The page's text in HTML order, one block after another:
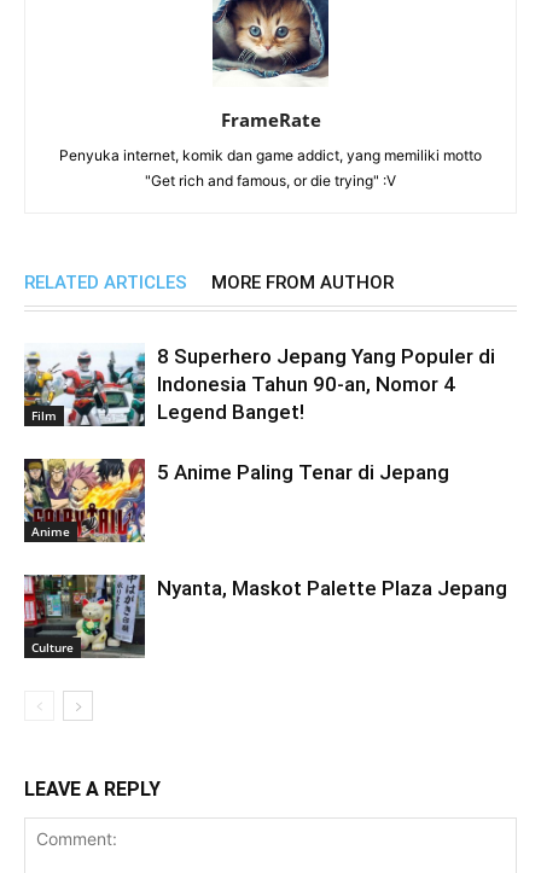
FrameRate
Penyuka internet, komik dan game addict, yang memiliki motto
"Get rich and famous, or die trying" :V
RELATED ARTICLES MORE FROM AUTHOR
Film
8 Superhero Jepang Yang Populer di
Indonesia Tahun 90-an, Nomor 4
Legend Banget!
Anime
5 Anime Paling Tenar di Jepang
Culture
Nyanta, Maskot Palette Plaza Jepang
LEAVE A REPLY